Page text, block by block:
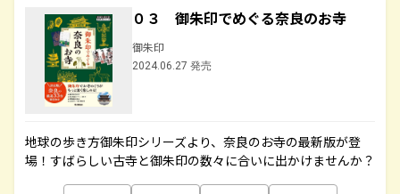
０３ 御朱印でめぐる奈良のお寺
御朱印
2024.06.27 発売
地球の歩き方御朱印シリーズより、奈良のお寺の最新版が登
場！すばらしい古寺と御朱印の数々に合いに出かけませんか？